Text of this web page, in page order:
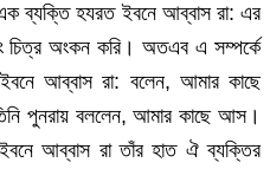
ব্যক্তি হযরত ইবনে আব্বাস রা: এর
অংকন করি। অতএব এ সম্পর্কে
আব্বাস রা: বলেন, আমার কাছে
পুনরায় বললেন, আমার কাছে আস।
আব্বাস রা তাঁর হাত ঐ ব্যক্তির